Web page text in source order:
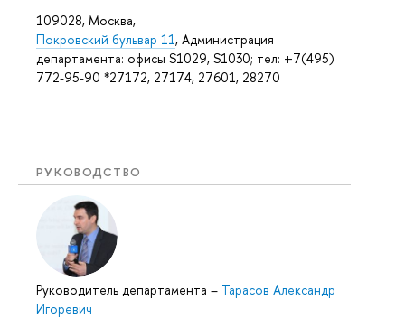
109028, Москва,
Покровский бульвар 11, Администрация
департамента: офисы S1029, S1030; тел: +7(495)
772-95-90 *27172, 27174, 27601, 28270
РУКОВОДСТВО
Руководитель департамента – Тарасов Александр
Игоревич